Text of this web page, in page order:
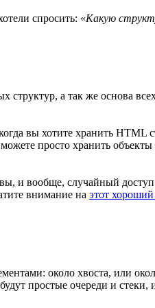
спросить: «Какую
структур, а так же основа
вы хотите хранить
просто хранить
и вообще, случайный
внимание на этот хороший
около хвоста, или
простые очереди и